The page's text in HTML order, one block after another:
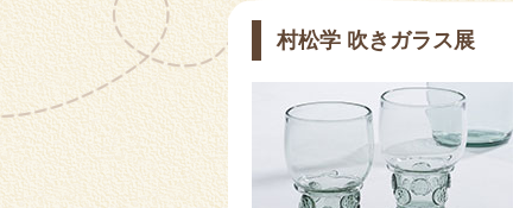
村松学 吹きガラス展